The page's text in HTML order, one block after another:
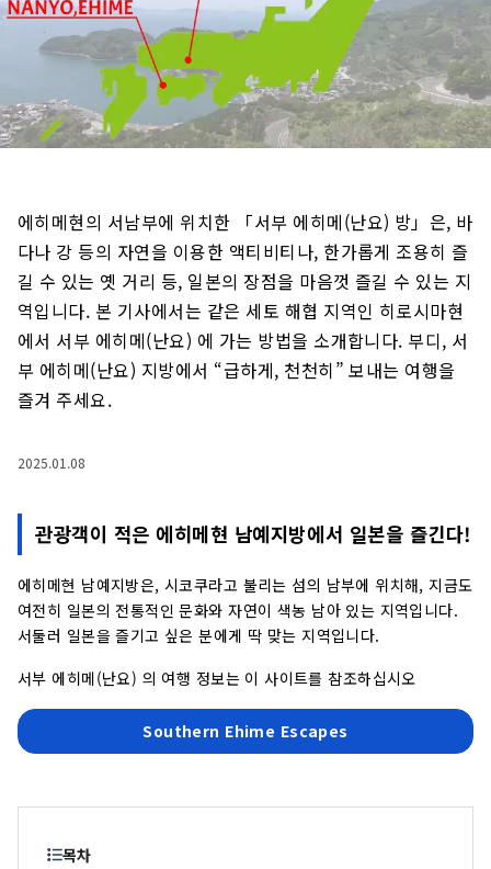
에히메현의 서남부에 위치한 「서부 에히메(난요) 방」은, 바
다나 강 등의 자연을 이용한 액티비티나, 한가롭게 조용히 즐
길 수 있는 옛 거리 등, 일본의 장점을 마음껏 즐길 수 있는 지
역입니다. 본 기사에서는 같은 세토 해협 지역인 히로시마현
에서 서부 에히메(난요) 에 가는 방법을 소개합니다. 부디, 서
부 에히메(난요) 지방에서 “급하게, 천천히” 보내는 여행을
즐겨 주세요.
2025.01.08
관광객이 적은 에히메현 남예지방에서 일본을 즐긴다!
에히메현 남예지방은, 시코쿠라고 불리는 섬의 남부에 위치해, 지금도
여전히 일본의 전통적인 문화와 자연이 색농 남아 있는 지역입니다.
서둘러 일본을 즐기고 싶은 분에게 딱 맞는 지역입니다.
서부 에히메(난요) 의 여행 정보는 이 사이트를 참조하십시오
Southern Ehime Escapes
목차